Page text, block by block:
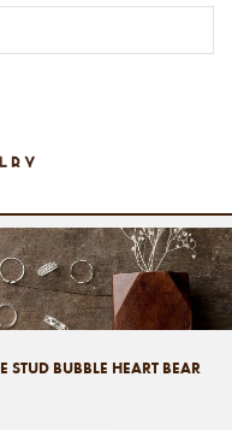
E STUD BUBBLE HEART BEAR